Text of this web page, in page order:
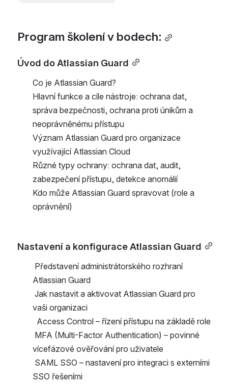
Program školení v bodech:
Úvod do Atlassian Guard
Co je Atlassian Guard?
Hlavní funkce a cíle nástroje: ochrana dat,
správa bezpečnosti, ochrana proti únikům a
neoprávněnému přístupu
Význam Atlassian Guard pro organizace
využívající Atlassian Cloud
Různé typy ochrany: ochrana dat, audit,
zabezpečení přístupu, detekce anomálií
Kdo může Atlassian Guard spravovat (role a
oprávnění)
Nastavení a konfigurace Atlassian Guard
Atlassian Guard
vaši organizaci
  Access Control – řízení přístupu na základě role
vícefázové ověřování pro uživatele
SSO řešeními